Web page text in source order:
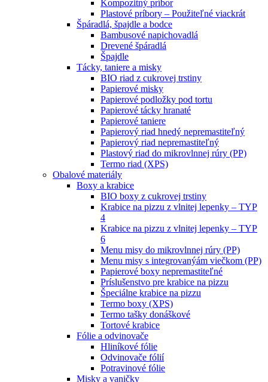
Kompozitný príbor
Plastové príbory – Použiteľné viackrát
Špáradlá, špajdle a bodce
Bambusové napichovadlá
Drevené špáradlá
Špajdle
Tácky, taniere a misky
BIO riad z cukrovej trstiny
Papierové misky
Papierové podložky pod tortu
Papierové tácky hranaté
Papierové taniere
Papierový riad hnedý nepremastiteľný
Papierový riad nepremastiteľný
Plastový riad do mikrovlnnej rúry (PP)
Termo riad (XPS)
Obalové materiály
Boxy a krabice
BIO boxy z cukrovej trstiny
Krabice na pizzu z vlnitej lepenky – TYP
4
Krabice na pizzu z vlnitej lepenky – TYP
6
Menu misy do mikrovlnnej rúry (PP)
Menu misy s integrovanýám viečkom (PP)
Papierové boxy nepremastiteľné
Príslušenstvo pre krabice na pizzu
Špeciálne krabice na pizzu
Termo boxy (XPS)
Termo tašky donáškové
Tortové krabice
Fólie a odvinovače
Hliníkové fólie
Odvinovače fólií
Potravinové fólie
Misky a vaničky